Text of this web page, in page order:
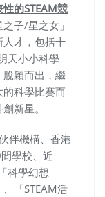
的STEAM競
子/星之女」
才，包括十
天小小科學
穎而出，繼
科學比賽而
新星。
伴機構、香港
學校、近
科學幻想
「STEAM活